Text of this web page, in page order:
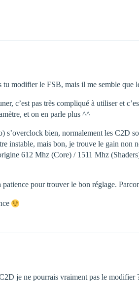
modifier le FSB, mais il me semble que
c’est pas très compliqué à utiliser et
et on en parle plus ^^
s’overclock bien, normalement les C2D
instable, mais bon, je trouve le gain
612 Mhz (Core) / 1511 Mhz
pour trouver le bon réglage.
je ne pourrais vraiment pas le modifier